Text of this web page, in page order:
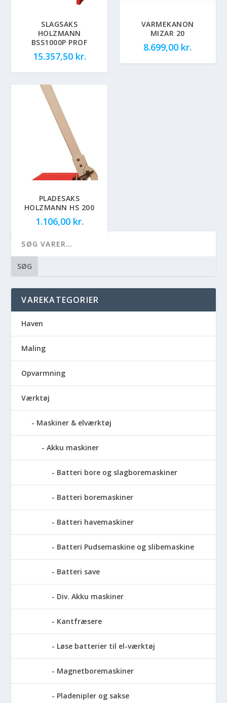
SLAGSAKS
HOLZMANN
BSS1000P PROF
15.357,50 kr.
VARMEKANON
MIZAR 20
8.699,00 kr.
PLADESAKS
HOLZMANN HS 200
1.106,00 kr.
SØG
VAREKATEGORIER
Haven
Maling
Opvarmning
Værktøj
Maskiner & elværktøj
Akku maskiner
Batteri bore og slagboremaskiner
Batteri boremaskiner
Batteri havemaskiner
Batteri Pudsemaskine og slibemaskine
Batteri save
Div. Akku maskiner
Kantfræsere
Løse batterier til el-værktøj
Magnetboremaskiner
Pladenipler og sakse